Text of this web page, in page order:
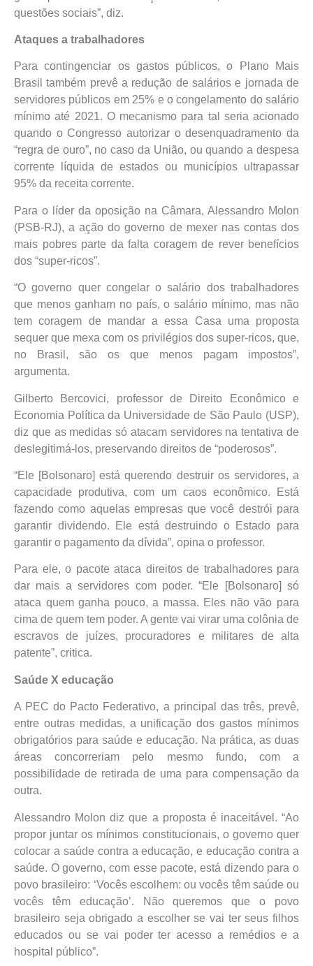
questões sociais”, diz.
Ataques a trabalhadores
Para contingenciar os gastos públicos, o Plano Mais
Brasil também prevê a redução de salários e jornada de
servidores públicos em 25% e o congelamento do salário
mínimo até 2021. O mecanismo para tal seria acionado
quando o Congresso autorizar o desenquadramento da
“regra de ouro”, no caso da União, ou quando a despesa
corrente líquida de estados ou municípios ultrapassar
95% da receita corrente.
Para o líder da oposição na Câmara, Alessandro Molon
(PSB-RJ), a ação do governo de mexer nas contas dos
mais pobres parte da falta coragem de rever benefícios
dos “super-ricos”.
“O governo quer congelar o salário dos trabalhadores
que menos ganham no país, o salário mínimo, mas não
tem coragem de mandar a essa Casa uma proposta
sequer que mexa com os privilégios dos super-ricos, que,
no Brasil, são os que menos pagam impostos”,
argumenta.
Gilberto Bercovici, professor de Direito Econômico e
Economia Política da Universidade de São Paulo (USP),
diz que as medidas só atacam servidores na tentativa de
deslegitimá-los, preservando direitos de “poderosos”.
“Ele [Bolsonaro] está querendo destruir os servidores, a
capacidade produtiva, com um caos econômico. Está
fazendo como aquelas empresas que você destrói para
garantir dividendo. Ele está destruindo o Estado para
garantir o pagamento da dívida”, opina o professor.
Para ele, o pacote ataca direitos de trabalhadores para
dar mais a servidores com poder. “Ele [Bolsonaro] só
ataca quem ganha pouco, a massa. Eles não vão para
cima de quem tem poder. A gente vai virar uma colônia de
escravos de juízes, procuradores e militares de alta
patente”, critica.
Saúde X educação
A PEC do Pacto Federativo, a principal das três, prevê,
entre outras medidas, a unificação dos gastos mínimos
obrigatórios para saúde e educação. Na prática, as duas
áreas concorreriam pelo mesmo fundo, com a
possibilidade de retirada de uma para compensação da
outra.
Alessandro Molon diz que a proposta é inaceitável. “Ao
propor juntar os mínimos constitucionais, o governo quer
colocar a saúde contra a educação, e educação contra a
saúde. O governo, com esse pacote, está dizendo para o
povo brasileiro: ‘Vocês escolhem: ou vocês têm saúde ou
vocês têm educação’. Não queremos que o povo
brasileiro seja obrigado a escolher se vai ter seus filhos
educados ou se vai poder ter acesso a remédios e a
hospital público”.